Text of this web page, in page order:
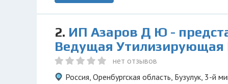
2. ИП Азаров Д Ю -
Ведущая Утилизирующая
нет отзывов
Россия, Оренбургская область, Бузулук, 3-й